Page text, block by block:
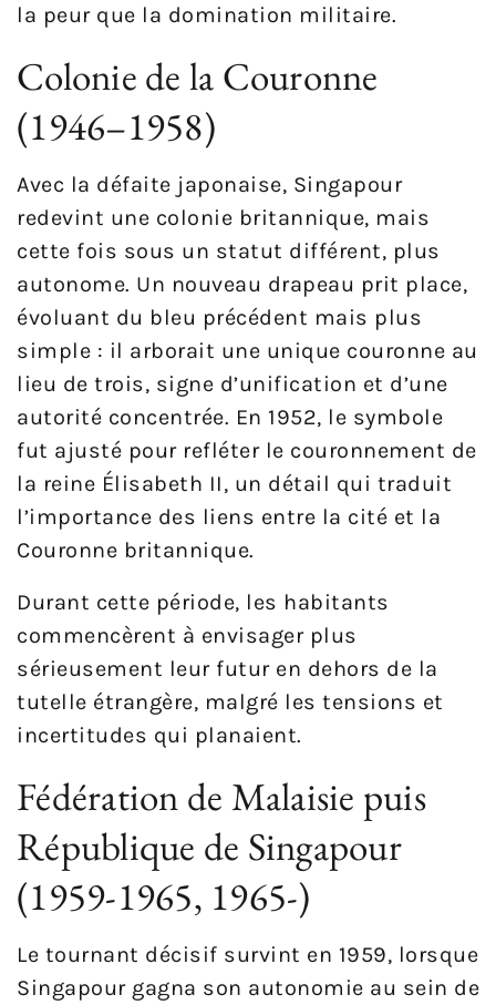
la peur que la domination militaire.
Colonie de la Couronne
(1946–1958)
Avec la défaite japonaise, Singapour
redevint une colonie britannique, mais
cette fois sous un statut différent, plus
autonome. Un nouveau drapeau prit place,
évoluant du bleu précédent mais plus
simple : il arborait une unique couronne au
lieu de trois, signe d’unification et d’une
autorité concentrée. En 1952, le symbole
fut ajusté pour refléter le couronnement de
la reine Élisabeth II, un détail qui traduit
l’importance des liens entre la cité et la
Couronne britannique.
Durant cette période, les habitants
commencèrent à envisager plus
sérieusement leur futur en dehors de la
tutelle étrangère, malgré les tensions et
incertitudes qui planaient.
Fédération de Malaisie puis
République de Singapour
(1959-1965, 1965-)
Le tournant décisif survint en 1959, lorsque
Singapour gagna son autonomie au sein de